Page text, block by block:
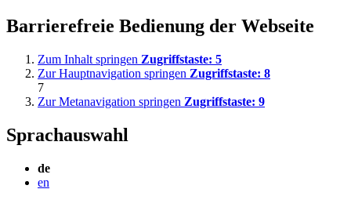
Barrierefreie Bedienung der Webseite
Zum Inhalt springen Zugriffstaste: 5
Zur Hauptnavigation springen Zugriffstaste: 8
7
Zur Metanavigation springen Zugriffstaste: 9
Sprachauswahl
de
en